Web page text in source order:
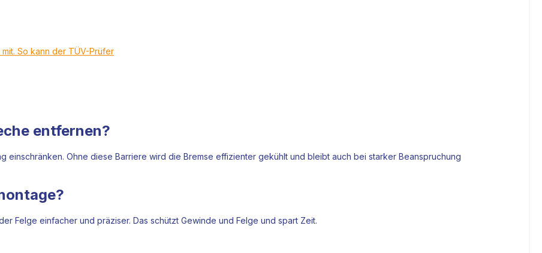
So kann der TÜV-Prüfer
entfernen?
einschränken. Ohne diese Barriere wird die Bremse effizienter gekühlt und bleibt auch bei starker Beanspruchung
Felge einfacher und präziser. Das schützt Gewinde und Felge und spart Zeit.